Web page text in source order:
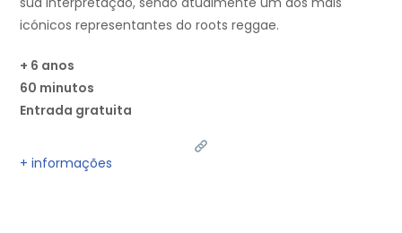
icónicos representantes do roots reggae.
+ 6 anos
60 minutos
Entrada gratuita
+ informações